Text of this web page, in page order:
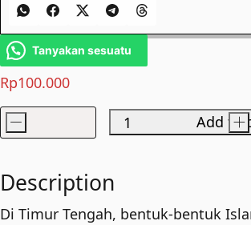
Rp100.000
Masyarakat
Tuhan
quantity
- +
Add to
Tanyakan sesuatu
Description
Di Timur Tengah, bentuk-bentuk